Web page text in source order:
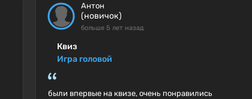
Антон
(новичок)
больше 5 лет назад
Квиз
Игра головой
были впервые на квизе, очень понравились